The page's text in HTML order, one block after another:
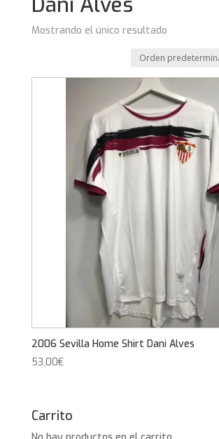
Mostrando el único resultado
2006 Sevilla Home Shirt Dani Alves
53,00€
Carrito